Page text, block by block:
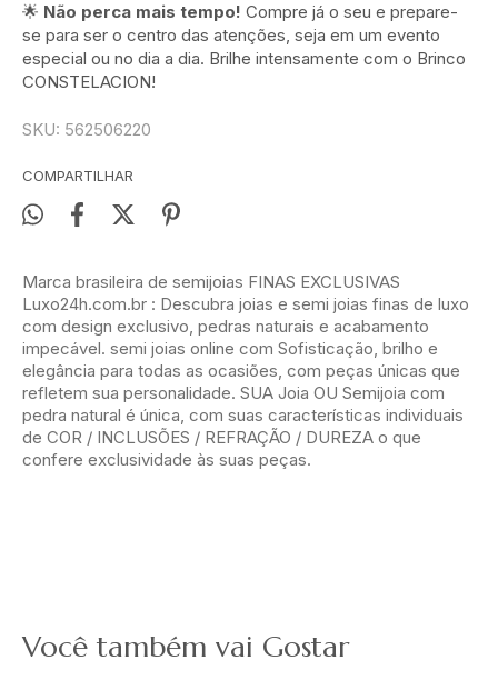
🌟 Não perca mais tempo! Compre já o seu e prepare-
se para ser o centro das atenções, seja em um evento
especial ou no dia a dia. Brilhe intensamente com o Brinco
CONSTELACION!
SKU: 562506220
COMPARTILHAR
Você também vai Gostar